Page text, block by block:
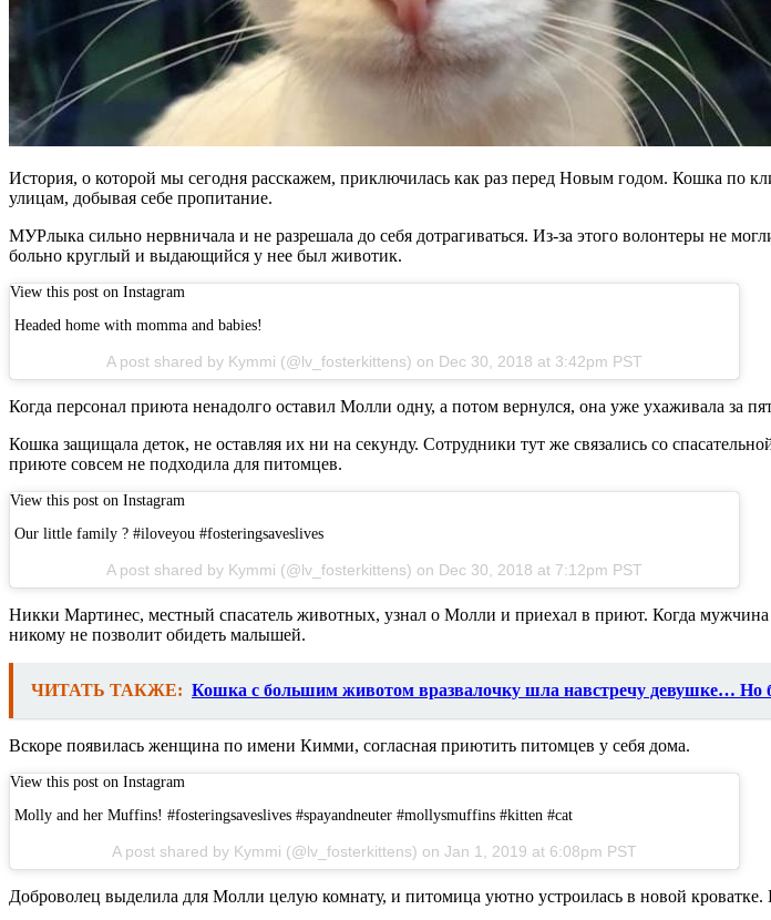
История, о которой мы сегодня расскажем, приключилась как раз перед Новым годом. Кошка
улицам, добывая себе пропитание.
МУРлыка сильно нервничала и не разрешала до себя дотрагиваться. Из-за этого волонтеры не
больно круглый и выдающийся у нее был животик.
View this post on Instagram
Headed home with momma and babies!
A post shared by Kymmi (@lv_fosterkittens) on Dec 30, 2018 at 3:42pm PST
Когда персонал приюта ненадолго оставил Молли одну, а потом вернулся, она уже ухаживала за
Кошка защищала деток, не оставляя их ни на секунду. Сотрудники тут же связались со
приюте совсем не подходила для питомцев.
View this post on Instagram
Our little family ? #iloveyou #fosteringsaveslives
A post shared by Kymmi (@lv_fosterkittens) on Dec 30, 2018 at 7:12pm PST
Никки Мартинес, местный спасатель животных, узнал о Молли и приехал в приют. Когда
никому не позволит обидеть малышей.
ЧИТАТЬ ТАКЖЕ: Кошка с большим животом вразвалочку шла навстречу девушке… Но
Вскоре появилась женщина по имени Кимми, согласная приютить питомцев у себя дома.
View this post on Instagram
Molly and her Muffins! #fosteringsaveslives #spayandneuter #mollysmuffins #kitten #cat
A post shared by Kymmi (@lv_fosterkittens) on Jan 1, 2019 at 6:08pm PST
Доброволец выделила для Молли целую комнату, и питомица уютно устроилась в новой кроватке.